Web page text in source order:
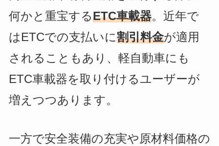
何かと重宝するETC車載器。近年で
はETCでの支払いに割引料金が適用
されることもあり、軽自動車にも
ETC車載器を取り付けるユーザーが
増えつつあります。
一方で安全装備の充実や原材料価格の